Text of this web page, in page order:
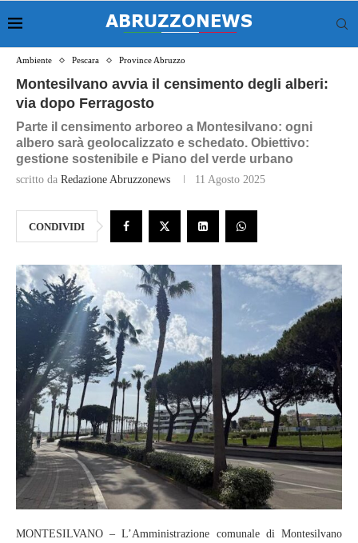
Ambiente Pescara Province Abruzzo
Montesilvano avvia il censimento degli alberi:
via dopo Ferragosto
Parte il censimento arboreo a Montesilvano: ogni
albero sarà geolocalizzato e schedato. Obiettivo:
gestione sostenibile e Piano del verde urbano
scritto da Redazione Abruzzonews 11 Agosto 2025
CONDIVIDI
MONTESILVANO – L’Amministrazione comunale di Montesilvano